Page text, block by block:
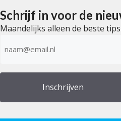
Schrijf in voor de
Maandelijks alleen de beste tips
mailadres